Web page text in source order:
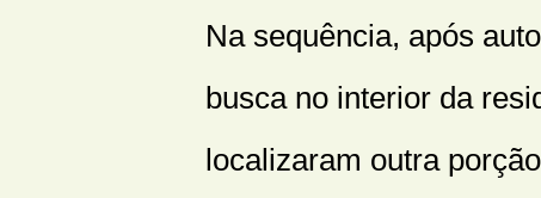
Na sequência, após
busca no interior da
localizaram outra